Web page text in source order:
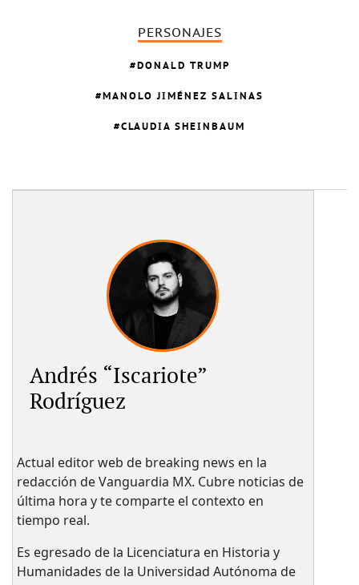
PERSONAJES
DONALD TRUMP
MANOLO JIMÉNEZ SALINAS
CLAUDIA SHEINBAUM
Andrés “Iscariote”
Rodríguez
Actual editor web de breaking news en la
redacción de Vanguardia MX. Cubre noticias de
última hora y te comparte el contexto en
tiempo real.
Es egresado de la Licenciatura en Historia y
Humanidades de la Universidad Autónoma de